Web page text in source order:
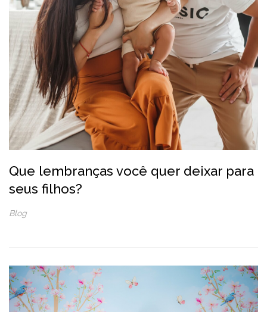
Que lembranças você quer deixar para
seus filhos?
Blog